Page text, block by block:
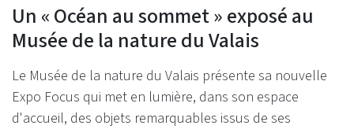
Un « Océan au sommet » exposé au
Musée de la nature du Valais
Le Musée de la nature du Valais présente sa nouvelle
Expo Focus qui met en lumière, dans son espace
d'accueil, des objets remarquables issus de ses